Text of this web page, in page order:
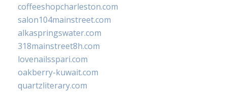
coffeeshopcharleston.com
salon104mainstreet.com
alkaspringswater.com
318mainstreet8h.com
lovenailsspari.com
oakberry-kuwait.com
quartzliterary.com